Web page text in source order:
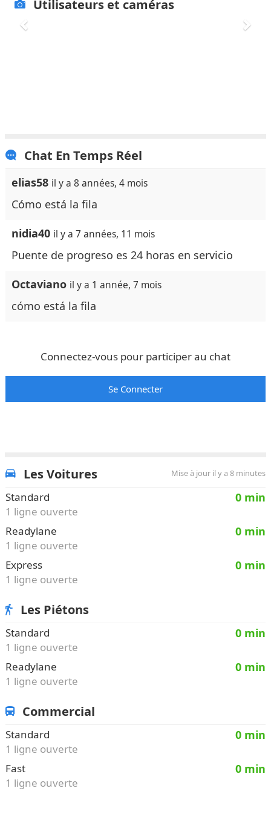
Utilisateurs et caméras
Chat En Temps Réel
elias58 il y a 8 années, 4 mois
Cómo está la fila
nidia40 il y a 7 années, 11 mois
Puente de progreso es 24 horas en servicio
Octaviano il y a 1 année, 7 mois
cómo está la fila
Connectez-vous pour participer au chat
Se Connecter
Les Voitures Mise à jour il y a 8 minutes
Standard 0 min
1 ligne ouverte
Readylane
0 min
1 ligne ouverte
Express
0 min
1 ligne ouverte
Les Piétons
Standard 0 min
1 ligne ouverte
Readylane
0 min
1 ligne ouverte
Commercial
Standard 0 min
1 ligne ouverte
Fast
0 min
1 ligne ouverte